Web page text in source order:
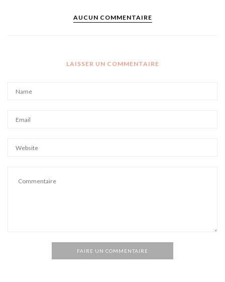
AUCUN COMMENTAIRE
LAISSER UN COMMENTAIRE
FAIRE UN COMMENTAIRE